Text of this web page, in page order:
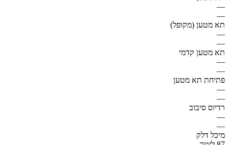
—
—
תא מטען (מקופל)
—
—
תא מטען קדמי
—
—
פתיחת תא מטען
—
—
רדיוס סיבוב
—
—
מיכל דלק